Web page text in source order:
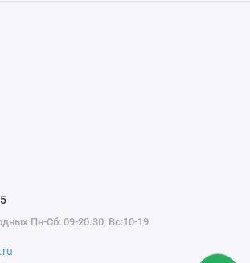
Пн-Сб: 09-20.30; Вс:10-19